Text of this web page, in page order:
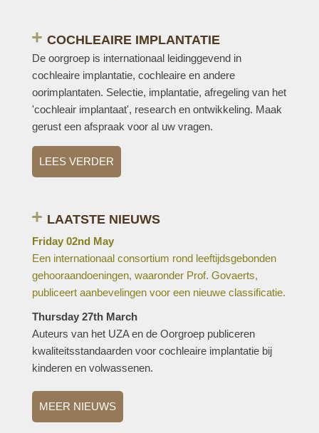
COCHLEAIRE IMPLANTATIE
De oorgroep is internationaal leidinggevend in
cochleaire implantatie, cochleaire en andere
oorimplantaten. Selectie, implantatie, afregeling van het
'cochleair implantaat', research en ontwikkeling. Maak
gerust een afspraak voor al uw vragen.
LEES VERDER
LAATSTE NIEUWS
Friday 02nd May
Een internationaal consortium rond leeftijdsgebonden
gehooraandoeningen, waaronder Prof. Govaerts,
publiceert aanbevelingen voor een nieuwe classificatie.
Thursday 27th March
Auteurs van het UZA en de Oorgroep publiceren
kwaliteitsstandaarden voor cochleaire implantatie bij
kinderen en volwassenen.
MEER NIEUWS